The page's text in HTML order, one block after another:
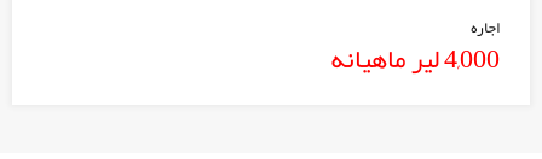
اجاره
4,000 لیر ماهیانه